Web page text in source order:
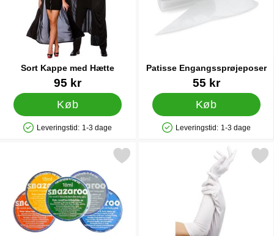
Sort Kappe med Hætte
Varenr 1348595 kr
Køb
Produkttilgængelighed: På lager
Leveringstid: 1-3 dage
Patisse Engangssprøjeposer
Varenr 1675655 kr
Køb
Produkttilgængelighed: På lager
Leveringstid: 1-3 dage
Markér snazaroo Ansigtsmaling Pale Blue som favorit
Markér hvide Lange